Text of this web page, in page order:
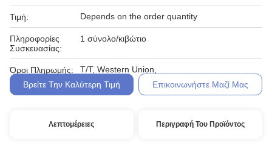
Τιμή: Depends on the order quantity
Πληροφορίες
Συσκευασίας:
1 σύνολο/κιβώτιο
Όροι Πληρωμής:
T/T, Western Union,
Βρείτε Την Καλύτερη Τιμή
Επικοινωνήστε Μαζί Μας
Λεπτομέρειες Περιγραφή Του Προϊόντος